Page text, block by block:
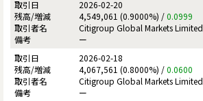
2026-02-20
4,549,061 (0.9000%) /0.0999
Citigroup Global Markets Limited
ー
2026-02-18
4,067,561 (0.8000%) /0.0600
Citigroup Global Markets Limited
ー